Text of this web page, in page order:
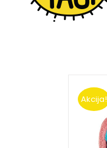
Akcija!